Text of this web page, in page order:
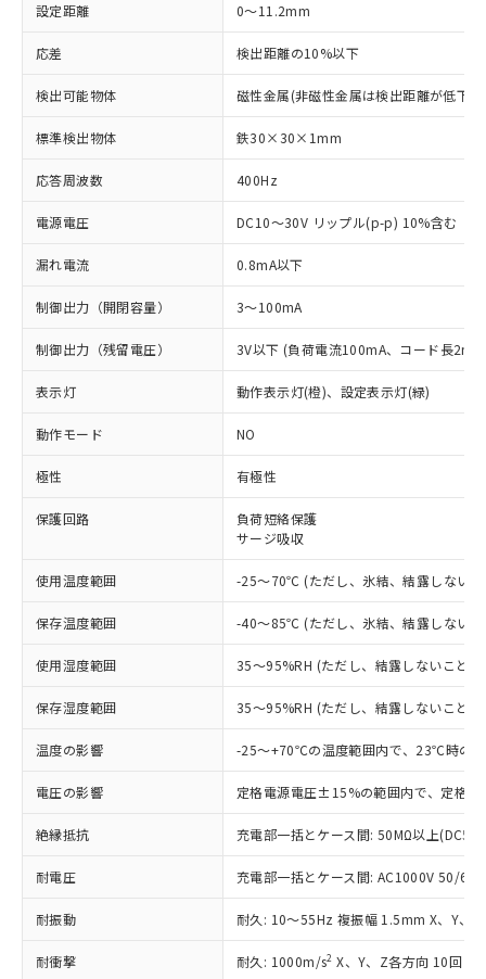
設定距離 0～11.2mm
応差 検出距離の10%以下
検出可能物体 磁性金属(非磁性金属は検出距離が低下
標準検出物体 鉄30×30×1mm
応答周波数 400Hz
電源電圧 DC10～30V リップル(p-p) 10%含む
漏れ電流 0.8mA以下
制御出力（開閉容量） 3～100mA
制御出力（残留電圧） 3V以下 (負荷電流100mA、コード長2m
表示灯 動作表示灯(橙)、設定表示灯(緑)
動作モード NO
極性 有極性
保護回路
負荷短絡保護
サージ吸収
使用温度範囲 -25～70℃ (ただし、氷結、結露しない
保存温度範囲 -40～85℃ (ただし、氷結、結露しない
使用湿度範囲 35～95%RH (ただし、結露しないこと)
保存湿度範囲 35～95%RH (ただし、結露しないこと)
温度の影響 -25～+70℃の温度範囲内で、23℃時の
電圧の影響 定格電源電圧±15%の範囲内で、定格
絶縁抵抗 充電部一括とケース間: 50MΩ以上
耐電圧 充電部一括とケース間: AC1000V 50/
耐振動 耐久: 10～55Hz 複振幅 1.5mm X、Y、Z
耐衝撃 耐久: 1000m/s2 X、Y、Z各方向 10回
ご利用条件
以下の条件をお読みいただき、同意のうえ
ご利用ください。
本サービスは、当社制御機器事業取扱
商品の当社在庫状況および標準価格
(税抜)を提供させていただくもので
当社制御機器事業取扱商品の中には、
本サービスの対象外となる商品もある
ことをご了承ください。
在庫状況および標準価格照会結果は、
記載している更新日時点での社内デー
タに基づき作成されるものであり、閲
対応済み：EU RoHS指令（10物質）の
非含有に対応した製品が提供可能な商品で
す。
対応予定：EU RoHS指令（10物質）の非含
有に対応した製品に切り替える予定のある
対応予定なし：EU RoHS指令（10物質）の
非含有に非対応の商品で、対応品を出す予
調査・確認中：EU RoHS指令（10物質）の
非含有の対応状況を調査中または確認中の
商品です。
非該当品：ライセンス料など無形物で、有
害物質有無と関係のない商品です。
仕入先様の事情により、非含有部品として
いたものが、含有品と判明した場合などや
むを得ず変更することがあります。
鉛(Pb) 1000ppm以下、 水銀(Hg) 1000ppm以下、 カド
※1 中国RoHS○×表
「○」：最大均質材料含有率が中国RoHSの
基準値以下であることを示します。
「×」：最大均質材料含有率が中国RoHSの
基準値を超えていることを示します。
「－」：未確認です。当社販売部門へお問
*中国RoHS10物質の基準値 (GB/T26572)：
当社は、これら貴社製品のうち、外国
為替および外国貿易法に定める商品
（以下｢規制貨物等」という）を輸出
または国外への提供する場合は、日本